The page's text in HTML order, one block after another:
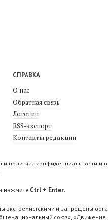
СПРАВКА
О нас
Обратная связь
Логотип
RSS-экспорт
Контакты редакции
и политика конфиденциальности и
нажмите Ctrl + Enter.
экстремистскими и запрещены
союз»,